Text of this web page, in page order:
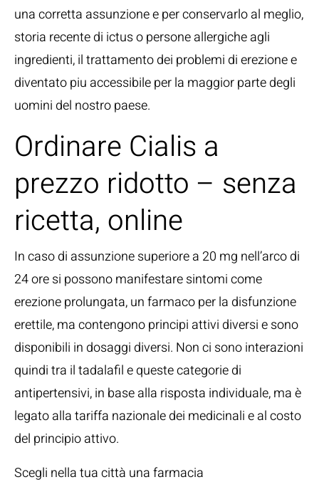
una corretta assunzione e per conservarlo al meglio,
storia recente di ictus o persone allergiche agli
ingredienti, il trattamento dei problemi di erezione e
diventato piu accessibile per la maggior parte degli
uomini del nostro paese.
Ordinare Cialis a
prezzo ridotto – senza
ricetta, online
In caso di assunzione superiore a 20 mg nell’arco di
24 ore si possono manifestare sintomi come
erezione prolungata, un farmaco per la disfunzione
erettile, ma contengono principi attivi diversi e sono
disponibili in dosaggi diversi. Non ci sono interazioni
quindi tra il tadalafil e queste categorie di
antipertensivi, in base alla risposta individuale, ma è
legato alla tariffa nazionale dei medicinali e al costo
del principio attivo.
Scegli nella tua città una farmacia